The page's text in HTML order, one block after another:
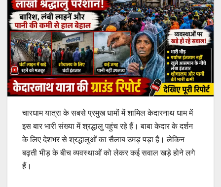
चारधाम यात्रा के सबसे प्रमुख धामों में शामिल केदारनाथ धाम में
इस बार भारी संख्या में श्रद्धालु पहुंच रहे हैं। बाबा केदार के दर्शन
के लिए देशभर से श्रद्धालुओं का सैलाब उमड़ पड़ा है। लेकिन
बढ़ती भीड़ के बीच व्यवस्थाओं को लेकर कई सवाल खड़े होने लगे
हैं।